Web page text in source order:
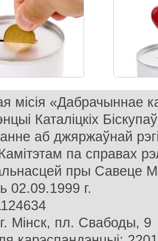
місія «Дабрачыннае
Каталіцкіх
аб джяржаўнай
па справах
пры Савеце
02.09.1999 г.
Мінск, пл. Свабоды, 9